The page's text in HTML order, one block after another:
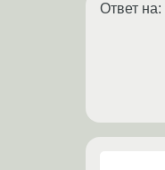
Ответ на: